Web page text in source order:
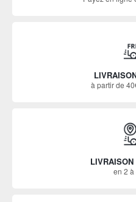
à partir de
en 2 à